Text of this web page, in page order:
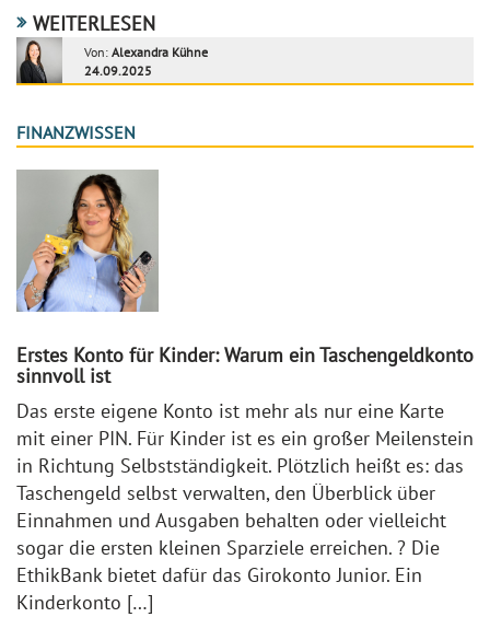
WEITERLESEN
Von: Alexandra Kühne
24.09.2025
FINANZWISSEN
Erstes Konto für Kinder: Warum ein Taschengeldkonto
sinnvoll ist
Das erste eigene Konto ist mehr als nur eine Karte
mit einer PIN. Für Kinder ist es ein großer Meilenstein
in Richtung Selbstständigkeit. Plötzlich heißt es: das
Taschengeld selbst verwalten, den Überblick über
Einnahmen und Ausgaben behalten oder vielleicht
sogar die ersten kleinen Sparziele erreichen. ? Die
EthikBank bietet dafür das Girokonto Junior. Ein
Kinderkonto […]